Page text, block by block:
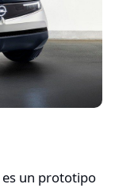
es un prototipo